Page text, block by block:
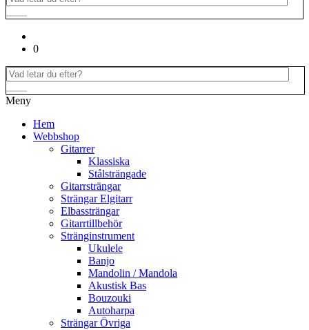
0
Meny
Hem
Webbshop
Gitarrer
Klassiska
Stålsträngade
Gitarrsträngar
Strängar Elgitarr
Elbassträngar
Gitarrtillbehör
Stränginstrument
Ukulele
Banjo
Mandolin / Mandola
Akustisk Bas
Bouzouki
Autoharpa
Strängar Övriga